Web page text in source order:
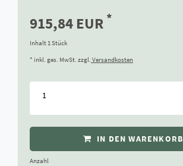
915,84 EUR *
Inhalt 1Stück
* inkl. ges. MwSt. zzgl. Versandkosten
IN DEN WARENKORB
Anzahl